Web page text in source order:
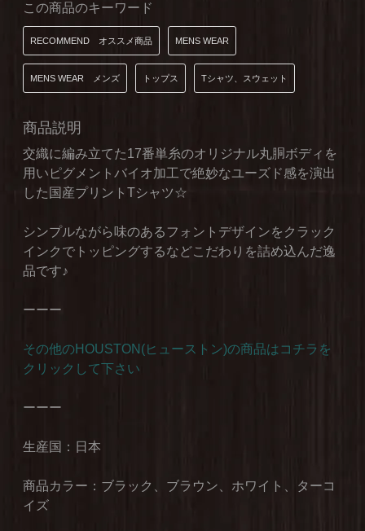
この商品のキーワード
RECOMMEND オススメ商品 MENS WEAR
MENS WEAR メンズ トップス Tシャツ、スウェット
商品説明
交織に編み立てた17番単糸のオリジナル丸胴ボディを
用いピグメントバイオ加工で絶妙なユーズド感を演出
した国産プリントTシャツ☆
シンプルながら味のあるフォントデザインをクラック
インクでトッピングするなどこだわりを詰め込んだ逸
品です♪
ーーー
その他のHOUSTON(ヒューストン)の商品はコチラを
クリックして下さい
ーーー
生産国：日本
商品カラー：ブラック、ブラウン、ホワイト、ターコ
イズ